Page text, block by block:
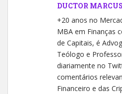
DUCTOR MARCUS
+20 anos no
MBA em Finanças
de Capitais, é
Teólogo e
diariamente no
comentários
Financeiro e das